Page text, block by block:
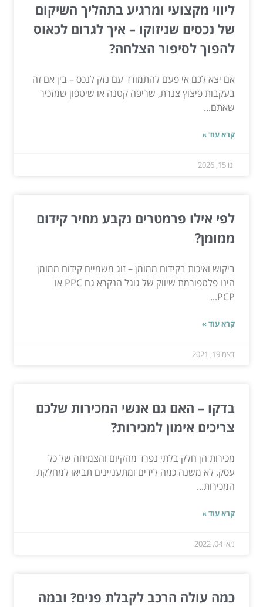
ליווי מקצועי ומרגיע בתהליך השיקום
של נכסים שניזוקו – איך לגרום לכאוס
להפוך לסיפור הצלחה?
אם יצא לכם אי פעם להתמודד עם נזק לנכס – בין אם זה
בעקבות פיצוץ צנרת, שריפה קטנה או שיטפון שמזכיר
שאתם...
קרא עוד »
ינו 15, 2026
לפי אילו פרמטרים נקבע מחיר קידום
ממומן?
ביקוש ואיכות בקידום ממומן – זוג משמיים קידום ממומן
הינו פלטפורמת שיווק של גוגל הנקרא גם PPC או
PCP...
קרא עוד »
דצמ 19, 2021
בדקו – האם גם אנשי המכירות שלכם
צריכים אימון למכירות?
מכירות הן חלק בלתי נפרד מהקיום והצמיחה של כל
עסק. לא משנה כמה לידים ומתעניינים תביאו למחלקת
המכירות...
קרא עוד »
מאי 04, 2022
כמה עולה הרכב לקבלת פנים? ובמה